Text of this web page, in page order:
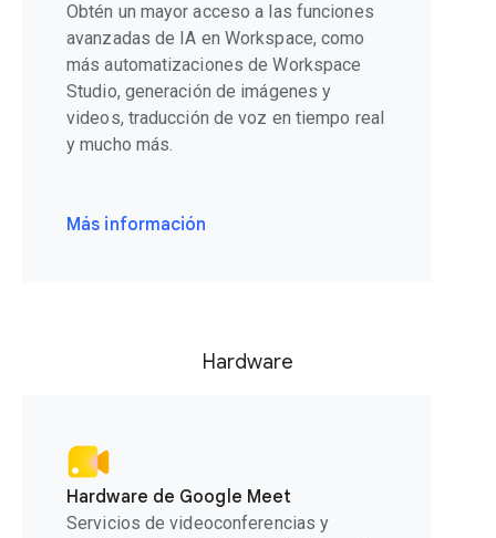
Obtén un mayor acceso a las funciones
avanzadas de IA en Workspace, como
más automatizaciones de Workspace
Studio, generación de imágenes y
videos, traducción de voz en tiempo real
y mucho más.
Más información
Hardware
Hardware de Google Meet
Servicios de videoconferencias y